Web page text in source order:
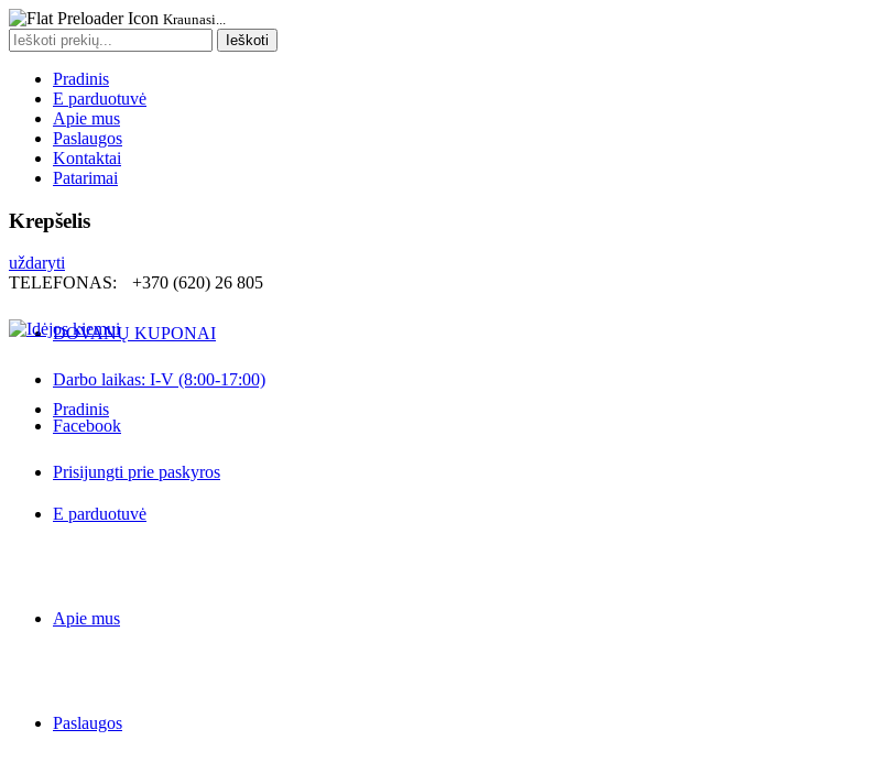
Kraunasi...
Search
for:
Ieškoti
Pradinis
E parduotuvė
Apie mus
Paslaugos
Kontaktai
Patarimai
Krepšelis
uždaryti
TELEFONAS:
+370 (620) 26 805
DOVANŲ KUPONAI
Darbo laikas: I-V (8:00-17:00)
Facebook
Prisijungti prie paskyros
Pradinis
E parduotuvė
Apie mus
Paslaugos